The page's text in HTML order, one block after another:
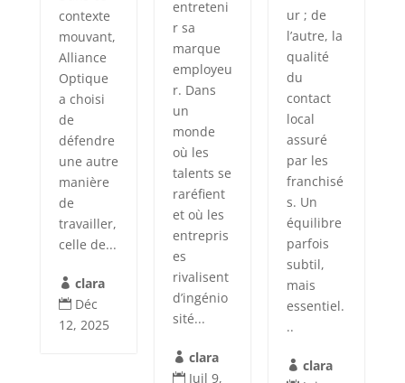
contexte
mouvant,
Alliance
Optique
a choisi
de
défendre
une autre
manière
de
travailler,
celle de...
 clara
 Déc
12, 2025
entreteni
r sa
marque
employeu
r. Dans
un
monde
où les
talents se
raréfient
et où les
entrepris
es
rivalisent
d’ingénio
sité...
 clara
 Juil 9,
ur ; de
l’autre, la
qualité
du
contact
local
assuré
par les
franchisé
s. Un
équilibre
parfois
subtil,
mais
essentiel.
..
 clara